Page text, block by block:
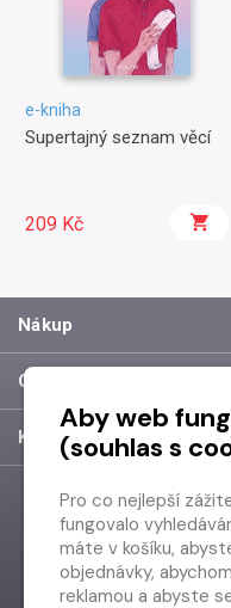
e-kniha
Supertajný seznam věcí
209 Kč
Nákup
O společnosti
Kontakt
Aby web
(souhlas s
Pro co nejlepší
fungovalo
máte v košíku,
objednávky,
reklamou a abyste